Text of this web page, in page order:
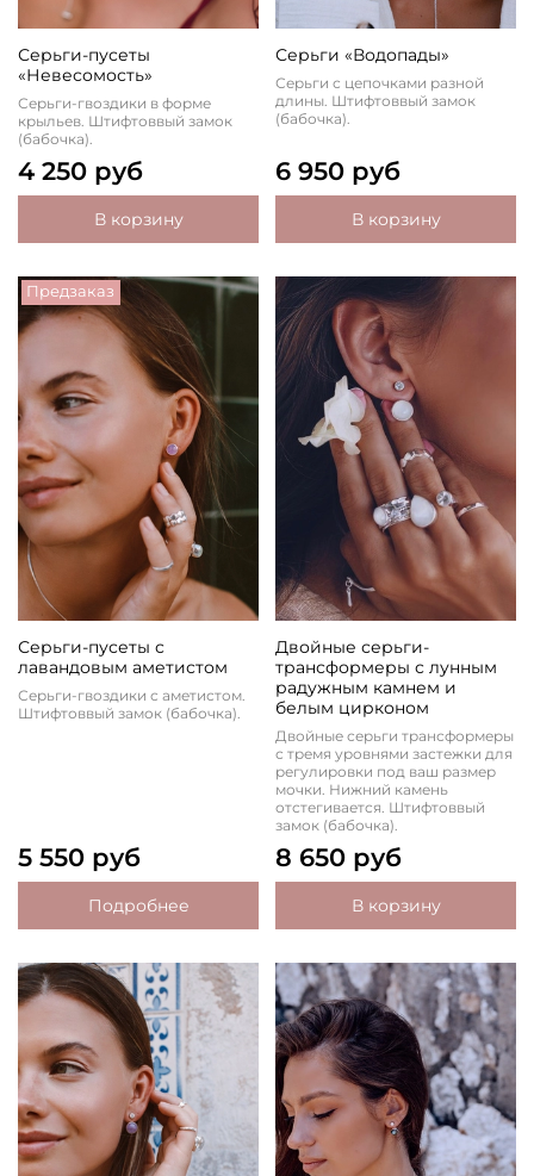
Серьги-пусеты
«Невесомость»
Серьги-гвоздики в форме
крыльев. Штифтоввый замок
(бабочка).
4 250 руб
В корзину
Серьги «Водопады»
Серьги с цепочками разной
длины. Штифтоввый замок
(бабочка).
6 950 руб
В корзину
Предзаказ
Серьги-пусеты с
лавандовым аметистом
Серьги-гвоздики с аметистом.
Штифтоввый замок (бабочка).
5 550 руб
Подробнее
Двойные серьги-
трансформеры с лунным
радужным камнем и
белым цирконом
Двойные серьги трансформеры
с тремя уровнями застежки для
регулировки под ваш размер
мочки. Нижний камень
отстегивается. Штифтоввый
замок (бабочка).
8 650 руб
В корзину